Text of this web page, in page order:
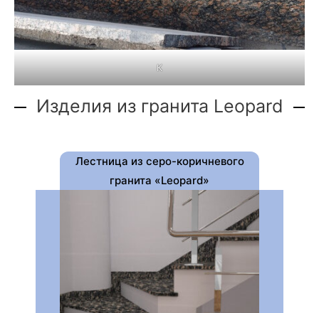
К
Изделия из гранита Leopard
Лестница из серо-коричневого
гранита «Leopard»